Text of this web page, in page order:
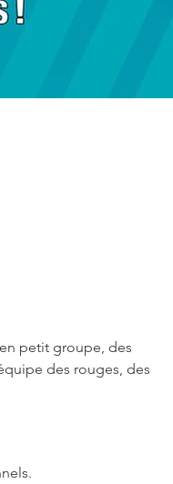
petit groupe, des
des rouges, des